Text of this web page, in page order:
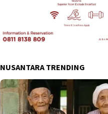
NUSANTARA TRENDING